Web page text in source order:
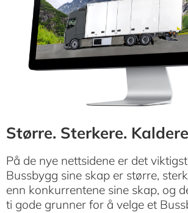
Større. Sterkere. Kaldere
På de nye nettsidene er det
Bussbygg sine skap er større,
enn konkurrentene sine skap, og
ti gode grunner for å velge et